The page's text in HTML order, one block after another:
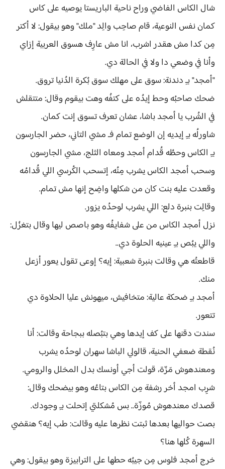
شال الكاس الفاضي وراح ناحية الباريستا يوصيه على كاس
كمان نفس النوعية، قام صاحِب والِد "ملك" وهو بيقول: لا أكتر
مِن كدا مش هقدر اشرب، انا مش عارِف هسوق العربية إزاي
وأنا في وضعي دا ولا في الحالة دي.
"أمجد" بـِ دندنة: سوق على مهلك سوق بُكرة الدُنيا تروق.
ضحك صاحبُه وحط إيدُه على كتفُه وهت بيقوم وقال: متتقلش
في الشُرب يا أمجد باشا، عشان تعرف تسوق إنت كمان.
شاورلُه بـِ إيديه إن الوضع تمام فـ مشي التاني، حضر الجارسون
بـِ الكاس وحطُه قُدام أمجد ومعاه الثلج، مشي الجارسون
وسحب أمجد الكاس يشرب مِنُه، إتسحب الكُرسي اللي قُدامُه
وقعدت عليه بنت كان من شكلها واضِح إنها مش تمام.
وقالِت بنبرة دلع: اللي يشرب لوحدُه يزور.
نزل أمجد الكاس من على شفايفُه وهو باصص ليها وقال بتغزُل:
واللي يبُص بـِ عينيه الحلوة دي..
قاطعتُه هي وقالت بنبرة شعبية: إيه؟ إوعى تقول يعور أزعل
منك.
أمجد بـِ ضحكة عالية: متخافيش، ميهونش عليا الحلاوة دي
تتعور.
سندت دقنها على كف إيدها وهي بتبُصله ببجاحة وقالت: أنا
نُقطة ضعفي الحنية، قالولي الباشا سهران لوحدُه يشرب
ومعندهوش مَزّة، قولت أجي أونسك بدل المخلل والرومي.
شرِب امجد أخر رشفة مِن الكاس بتاعُه وهو بيضحك وقال:
قصدك معندهوش مُوزّة.. بس مُشكلتي إتحلت بـِ وجودك.
بصت حواليها بعدها ثبتت نظرها عليه وقالت: طب إيه؟ هنقضي
السهرة كُلها هنا؟
خرج أمجد فلوس مِن جيبُه حطها على الترابيزة وهو بيقول: وهي